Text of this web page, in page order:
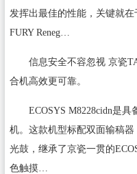
发挥出最佳的性能，关键就
FURY Reneg…
信息安全不容忽视 京瓷
合机高效更可靠。
ECOSYS M8228cidn是具
机。这款机型标配双面输稿
光鼓，继承了京瓷一贯的
色触摸…